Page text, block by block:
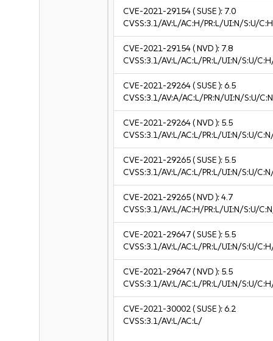
CVE-2021-29154( SUSE ): 7.0
CVSS:3.1/AV:L/AC:H/PR:L/UI:N/S:U/
CVE-2021-29154( NVD ): 7.8
CVSS:3.1/AV:L/AC:L/PR:L/UI:N/S:U/
CVE-2021-29264( SUSE ):6.5
CVSS:3.1/AV:A/AC:L/PR:N/UI:N/S:U/
CVE-2021-29264( NVD ): 5.5
CVSS:3.1/AV:L/AC:L/PR:L/UI:N/S:U/
CVE-2021-29265( SUSE ): 5.5
CVSS:3.1/AV:L/AC:L/PR:L/UI:N/S:U/
CVE-2021-29265( NVD ):4.7
CVSS:3.1/AV:L/AC:H/PR:L/UI:N/S:U/
CVE-2021-29647( SUSE ): 5.5
CVSS:3.1/AV:L/AC:L/PR:L/UI:N/S:U/
CVE-2021-29647( NVD ): 5.5
CVSS:3.1/AV:L/AC:L/PR:L/UI:N/S:U/
CVE-2021-30002( SUSE ):6.2
CVSS:3.1/AV:L/AC:L/